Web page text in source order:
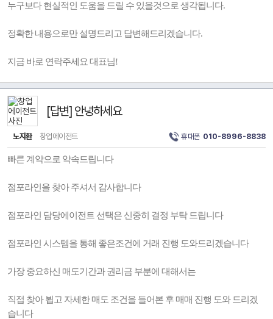
누구보다 현실적인 도움을 드릴 수 있을것으로 생각됩니다.
정확한 내용으로만 설명드리고 답변해드리겠습니다.
지금 바로 연락주세요 대표님!
[답변] 안녕하세요
노지환 창업에이전트 휴대폰 010-8996-8838
빠른 계약으로 약속드립니다
점포라인을 찾아 주셔서 감사합니다
점포라인 담당에이전트 선택은 신중히 결정 부탁 드립니다
점포라인 시스템을 통해 좋은조건에 거래 진행 도와드리겠습니다
가장 중요하신 매도기간과 권리금 부분에 대해서는
직접 찾아 뵙고 자세한 매도 조건을 들어본 후 매매 진행 도와 드리겠
습니다